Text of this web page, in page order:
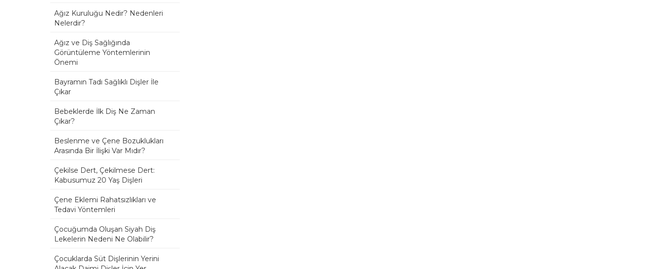
Ağız Kuruluğu Nedir? Nedenleri
Nelerdir?
Ağız ve Diş Sağlığında
Görüntüleme Yöntemlerinin
Önemi
Bayramın Tadı Sağlıklı Dişler İle
Çıkar
Bebeklerde İlk Diş Ne Zaman
Çıkar?
Beslenme ve Çene Bozuklukları
Arasında Bir İlişki Var Mıdır?
Çekilse Dert, Çekilmese Dert:
Kabusumuz 20 Yaş Dişleri
Çene Eklemi Rahatsızlıkları ve
Tedavi Yöntemleri
Çocuğumda Oluşan Siyah Diş
Lekelerin Nedeni Ne Olabilir?
Çocuklarda Süt Dişlerinin Yerini